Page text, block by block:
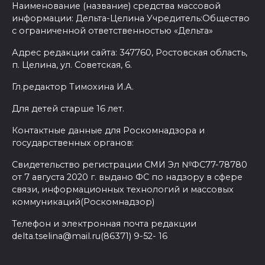
Наименование (название) средства массовой
информации: Дельта-Целина Учредитель:Общество
с ограниченной ответственностью «Дельта»
Адрес редакции сайта: 347760, Ростовская область,
п. Целина, ул. Советская, 6.
Гл.редактор Тимохина И.А.
Для детей старше 16 лет.
Контактные данные для Роскомнадзора и
государственных органов:
Свидетельство регистрации СМИ Эл №ФС77-78780
от 7 августа 2020 г. выдано ФС по надзору в сфере
связи, информационных технологий и массовых
коммуникаций(Роскомнадзор)
Телефон и электронная почта редакции
delta.tselina@mail.ru(86371) 9-52- 16